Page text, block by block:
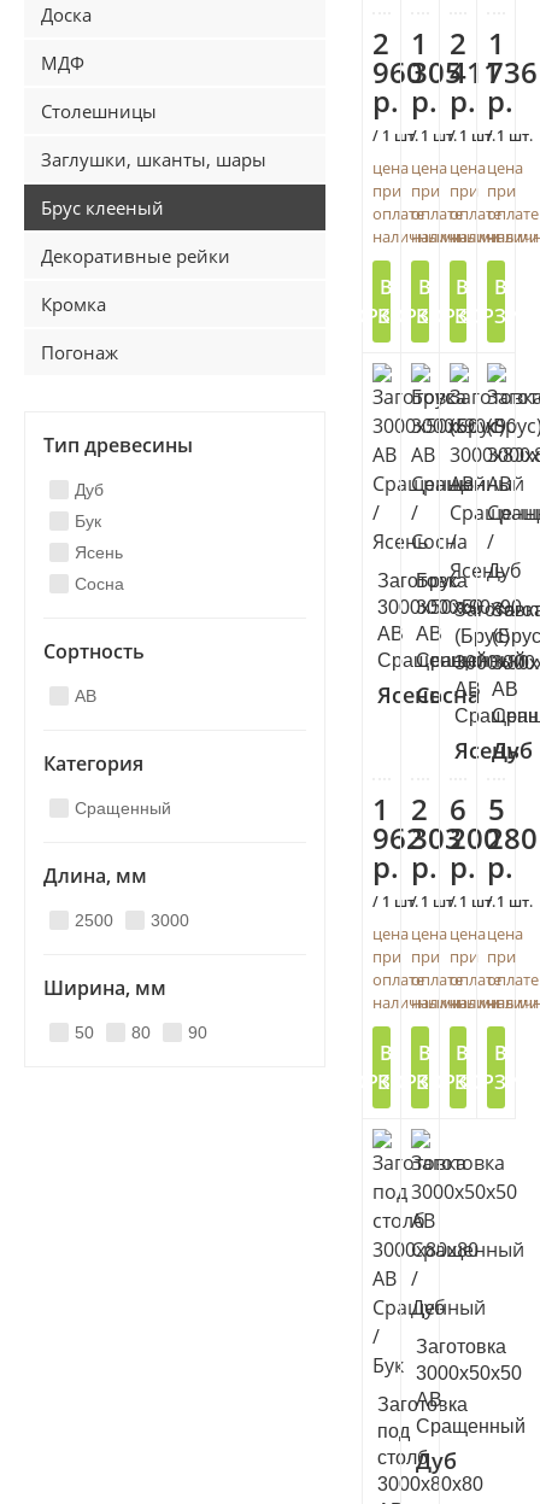
Доска
МДФ
Столешницы
Заглушки, шканты, шары
Брус клееный
Декоративные рейки
Кромка
Погонаж
Тип древесины
Дуб
Бук
Ясень
Сосна
Сортность
AB
Категория
Сращенный
Длина, мм
2500 3000
Ширина, мм
50 80 90
2
960
р.
/ 1 шт.
цена
при
оплате
наличными
В
КОРЗИНУ
1
305
р.
/ 1 шт.
цена
при
оплате
наличными
В
КОРЗИНУ
2
411
р.
/ 1 шт.
цена
при
оплате
наличными
В
КОРЗИНУ
1
736
р.
/ 1 шт.
цена
при
оплате
В
Заготовка
3000х50х50
АВ
Сращенный
Ясень
1
962
р.
/ 1 шт.
цена
при
оплате
наличными
В
КОРЗИНУ
Брус
3000х90х90
АВ
Сращенный
Сосна
2
303
р.
/ 1 шт.
цена
при
оплате
наличными
В
КОРЗИНУ
(Брус)
АВ
Ясень
6
200
р.
/ 1 шт.
цена
при
оплате
наличными
В
КОРЗИНУ
АВ
Дуб
5
280
р.
/ 1 шт.
цена
при
оплате
В
Заготовка
под
столб
3000x80x80
Заготовка
3000х50х50
АВ
Сращенный
Дуб